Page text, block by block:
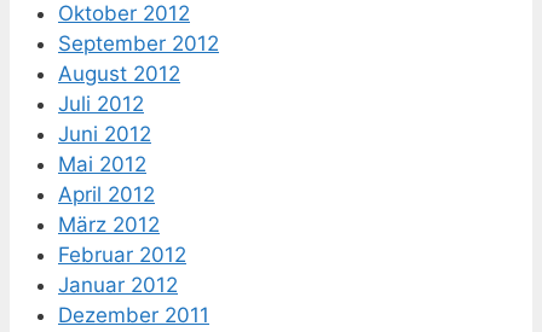
Oktober 2012
September 2012
August 2012
Juli 2012
Juni 2012
Mai 2012
April 2012
März 2012
Februar 2012
Januar 2012
Dezember 2011